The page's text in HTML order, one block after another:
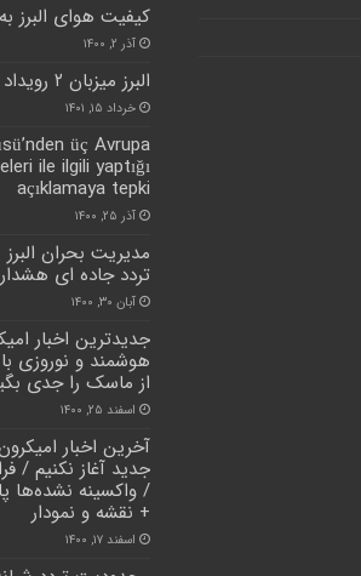
کیفیت هوای البرز
آذر ۲, ۱۴۰۰
البرز میزبان ۲ رویداد جهانی و آسیایی تنیس
خرداد ۱۵, ۱۴۰۱
üç Avrupa
ile ilgili yaptığı
açıklamaya tepki
آذر ۲۵, ۱۴۰۰
مدیریت بحران
تردد جاده ای
آبان ۳۰, ۱۴۰۰
جدیدترین اخبار
هوشمند و نوروزی
از ماسک را جدی
اسفند ۲۵, ۱۴۰۰
آخرین اخبار
جدید آغاز نکنیم /
/ واکسینه نشده‌ها
+ نقشه و نمودار
اسفند ۱۷, ۱۴۰۰